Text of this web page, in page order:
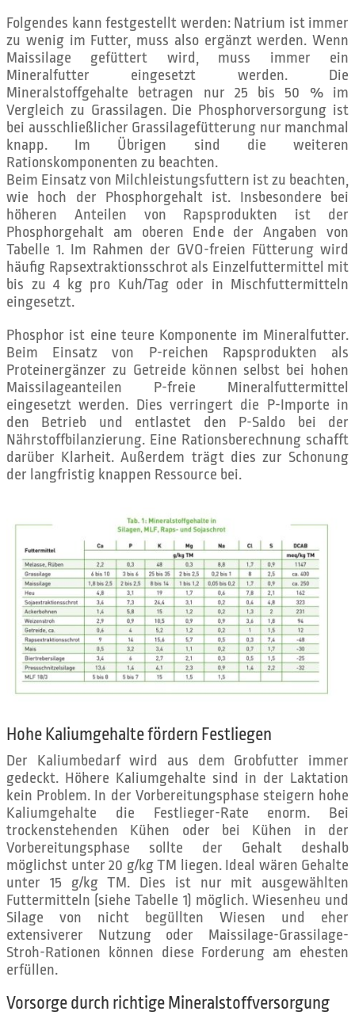
Folgendes kann festgestellt werden: Natrium ist immer
zu wenig im Futter, muss also ergänzt werden. Wenn
Maissilage gefüttert wird, muss immer ein
Mineralfutter eingesetzt werden. Die
Mineralstoffgehalte betragen nur 25 bis 50 % im
Vergleich zu Grassilagen. Die Phosphorversorgung ist
bei ausschließlicher Grassilagefütterung nur manchmal
knapp. Im Übrigen sind die weiteren
Rationskomponenten zu beachten.
Beim Einsatz von Milchleistungsfuttern ist zu beachten,
wie hoch der Phosphorgehalt ist. Insbesondere bei
höheren Anteilen von Rapsprodukten ist der
Phosphorgehalt am oberen Ende der Angaben von
Tabelle 1. Im Rahmen der GVO-freien Fütterung wird
häufig Rapsextraktionsschrot als Einzelfuttermittel mit
bis zu 4 kg pro Kuh/Tag oder in Mischfuttermitteln
eingesetzt.
Phosphor ist eine teure Komponente im Mineralfutter.
Beim Einsatz von P-reichen Rapsprodukten als
Proteinergänzer zu Getreide können selbst bei hohen
Maissilageanteilen P-freie Mineralfuttermittel
eingesetzt werden. Dies verringert die P-Importe in
den Betrieb und entlastet den P-Saldo bei der
Nährstoffbilanzierung. Eine Rationsberechnung schafft
darüber Klarheit. Außerdem trägt dies zur Schonung
der langfristig knappen Ressource bei.
Hohe Kaliumgehalte fördern Festliegen
Der Kaliumbedarf wird aus dem Grobfutter immer
gedeckt. Höhere Kaliumgehalte sind in der Laktation
kein Problem. In der Vorbereitungsphase steigern hohe
Kaliumgehalte die Festlieger-Rate enorm. Bei
trockenstehenden Kühen oder bei Kühen in der
Vorbereitungsphase sollte der Gehalt deshalb
möglichst unter 20 g/kg TM liegen. Ideal wären Gehalte
unter 15 g/kg TM. Dies ist nur mit ausgewählten
Futtermitteln (siehe Tabelle 1) möglich. Wiesenheu und
Silage von nicht begüllten Wiesen und eher
extensiverer Nutzung oder Maissilage-Grassilage-
Stroh-Rationen können diese Forderung am ehesten
erfüllen.
Vorsorge durch richtige Mineralstoffversorgung